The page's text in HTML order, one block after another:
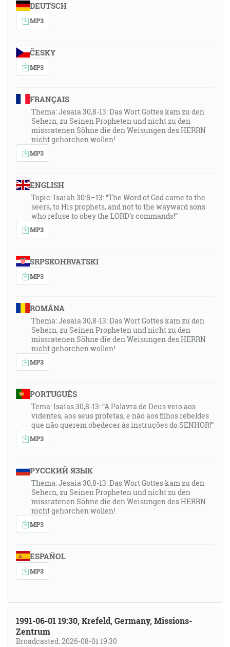
DEUTSCH
MP3
ČESKY
MP3
FRANÇAIS
Thema: Jesaia 30,8-13: Das Wort Gottes kam zu den
Sehern, zu Seinen Propheten und nicht zu den
missratenen Söhne die den Weisungen des HERRN
nicht gehorchen wollen!
MP3
ENGLISH
Topic: Isaiah 30:8–13: “The Word of God came to the
seers, to His prophets, and not to the wayward sons
who refuse to obey the LORD’s commands!”
MP3
SRPSKOHRVATSKI
MP3
ROMÂNA
Thema: Jesaia 30,8-13: Das Wort Gottes kam zu den
Sehern, zu Seinen Propheten und nicht zu den
missratenen Söhne die den Weisungen des HERRN
nicht gehorchen wollen!
MP3
PORTUGUÊS
Tema: Isaías 30,8-13: “A Palavra de Deus veio aos
videntes, aos seus profetas, e não aos filhos rebeldes
que não querem obedecer às instruções do SENHOR!”
MP3
РУССКИЙ ЯЗЫК
Thema: Jesaia 30,8-13: Das Wort Gottes kam zu den
Sehern, zu Seinen Propheten und nicht zu den
missratenen Söhne die den Weisungen des HERRN
nicht gehorchen wollen!
MP3
ESPAÑOL
MP3
1991-06-01 19:30, Krefeld, Germany, Missions-
Zentrum
Broadcasted: 2026-08-01 19:30